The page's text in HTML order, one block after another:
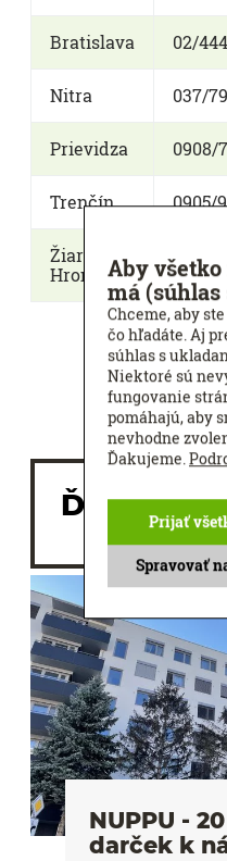
Bratislava 02/
Nitra 037/
Prievidza 0908/
Trenčín 0905/
Žiar nad
Hronom
045/
Ďalšie
NUPPU -
darček k
Aby
má (súhlas
Chceme, aby
čo hľadáte. Aj
súhlas s
Niektoré sú
fungovanie
pomáhajú, aby
nevhodne
Ďakujeme.
Spravovať
Prijať